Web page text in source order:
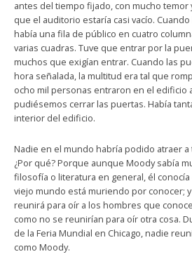
antes del tiempo fijado, con mucho
que el auditorio estaría casi vacío.
había una fila de público en cuatro
varias cuadras. Tuve que entrar por la
muchos que exigían entrar. Cuando las
hora señalada, la multitud era tal que
ocho mil personas entraron en el edificio
pudiésemos cerrar las puertas. Había
interior del edificio.
Nadie en el mundo habría podido atraer
¿Por qué? Porque aunque Moody sabía
filosofía o literatura en general, él
viejo mundo está muriendo por conocer;
reunirá para oír a los hombres que
como no se reunirían para oír otra cosa.
de la Feria Mundial en Chicago, nadie
como Moody.